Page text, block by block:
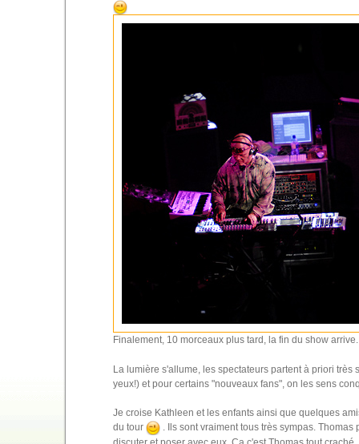
Finalement, 10 morceaux plus tard, la fin du show
La lumière s'allume, les spectateurs partent à priori
yeux!) et pour certains "nouveaux fans", on les sens
Je croise Kathleen et les enfants ainsi que quelques
du tour
. Ils sont vraiment tous très sympas.